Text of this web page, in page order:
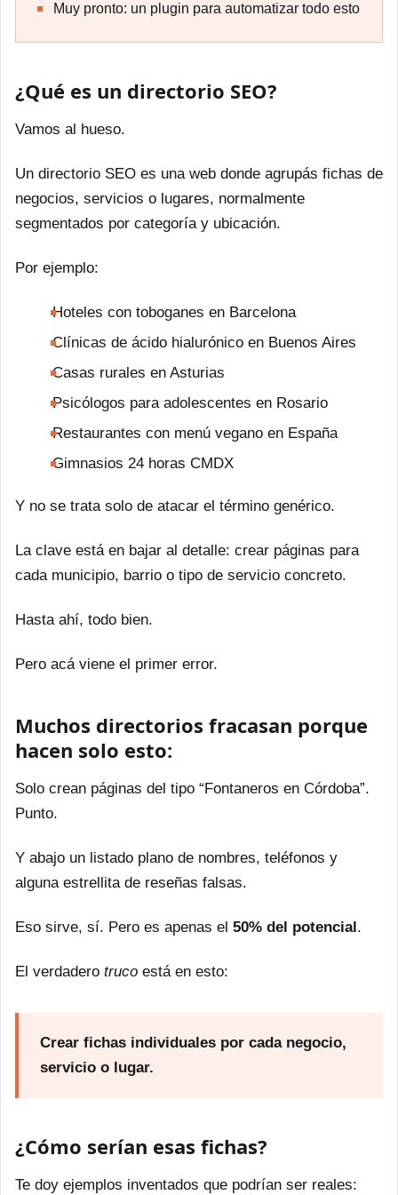
Muy pronto: un plugin para automatizar todo esto
¿Qué es un directorio SEO?
Vamos al hueso.
Un directorio SEO es una web donde agrupás fichas de
negocios, servicios o lugares, normalmente
segmentados por categoría y ubicación.
Por ejemplo:
Hoteles con toboganes en Barcelona
Clínicas de ácido hialurónico en Buenos Aires
Casas rurales en Asturias
Psicólogos para adolescentes en Rosario
Restaurantes con menú vegano en España
Gimnasios 24 horas CMDX
Y no se trata solo de atacar el término genérico.
La clave está en bajar al detalle: crear páginas para
cada municipio, barrio o tipo de servicio concreto.
Hasta ahí, todo bien.
Pero acá viene el primer error.
Muchos directorios fracasan porque
hacen solo esto:
Solo crean páginas del tipo “Fontaneros en Córdoba”.
Punto.
Y abajo un listado plano de nombres, teléfonos y
alguna estrellita de reseñas falsas.
Eso sirve, sí. Pero es apenas el 50% del potencial .
El verdadero truco está en esto:
Crear fichas individuales por cada negocio,
servicio o lugar.
¿Cómo serían esas fichas?
Te doy ejemplos inventados que podrían ser reales: